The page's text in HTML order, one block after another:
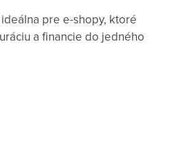
pre e-shopy, ktoré
a financie do jedného